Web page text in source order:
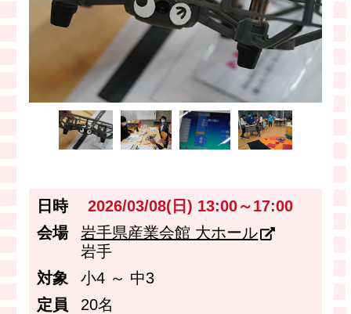
日時
2026/03/08(日) 13:00～17:00
会場
岩手県産業会館 大ホール
岩手
対象
小4 ～ 中3
定員
20名